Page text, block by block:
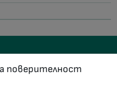
поверителност